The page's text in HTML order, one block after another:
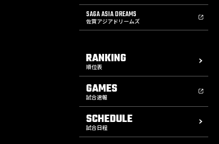
SAGA ASIA DREAMS
佐賀アジアドリームズ
RANKING
順位表
GAMES
試合速報
SCHEDULE
試合日程